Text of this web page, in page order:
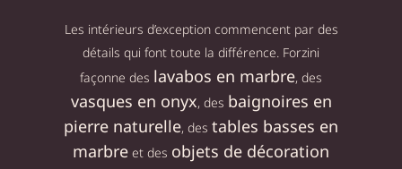
Les intérieurs d’exception commencent par des
détails qui font toute la différence. Forzini
façonne des lavabos en marbre, des
vasques en onyx, des baignoires en
pierre naturelle, des tables basses en
marbre et des objets de décoration